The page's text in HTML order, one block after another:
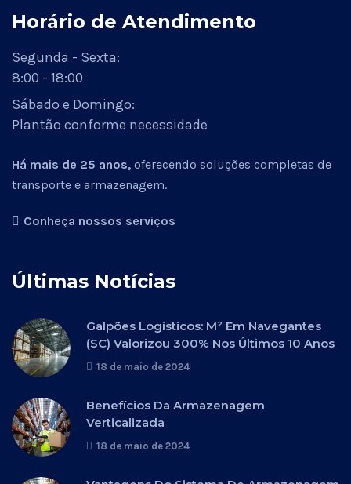
Horário de Atendimento
Segunda - Sexta:
8:00 - 18:00
Sábado e Domingo:
Plantão conforme necessidade
Há mais de 25 anos, oferecendo soluções completas de
transporte e armazenagem.
Conheça nossos serviços
Últimas Notícias
Galpões Logísticos: M² Em Navegantes
(SC) Valorizou 300% Nos Últimos 10 Anos
18 de maio de 2024
Benefícios Da Armazenagem
Verticalizada
18 de maio de 2024